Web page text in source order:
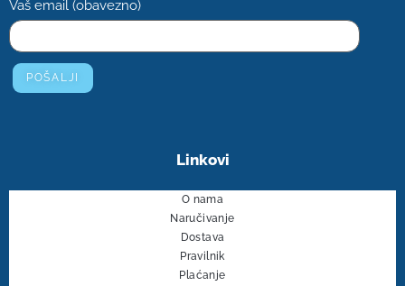
Vaš email (obavezno)
Linkovi
O nama
Naručivanje
Dostava
Pravilnik
Plaćanje